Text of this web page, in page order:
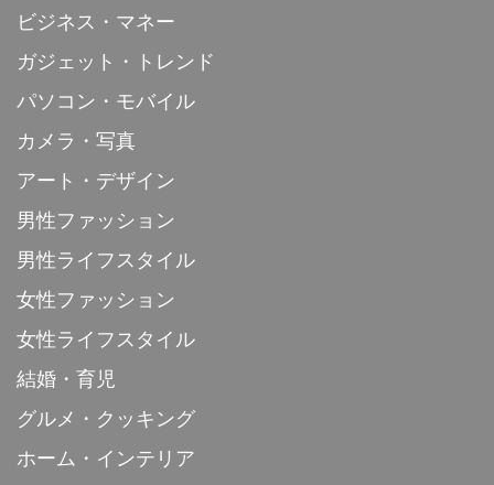
ビジネス・マネー
ガジェット・トレンド
パソコン・モバイル
カメラ・写真
アート・デザイン
男性ファッション
男性ライフスタイル
女性ファッション
女性ライフスタイル
結婚・育児
グルメ・クッキング
ホーム・インテリア